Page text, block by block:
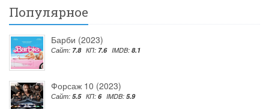
Популярное
Барби (2023)
Сайт: 7.8 КП: 7.6 IMDB: 8.1
Форсаж 10 (2023)
Сайт: 5.5 КП: 6 IMDB: 5.9